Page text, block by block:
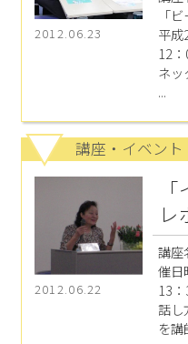
2012.06.23
「
平
12
ネッ
...
講座・イベント
2012.06.22
レ
講座
催日
13
話し
を